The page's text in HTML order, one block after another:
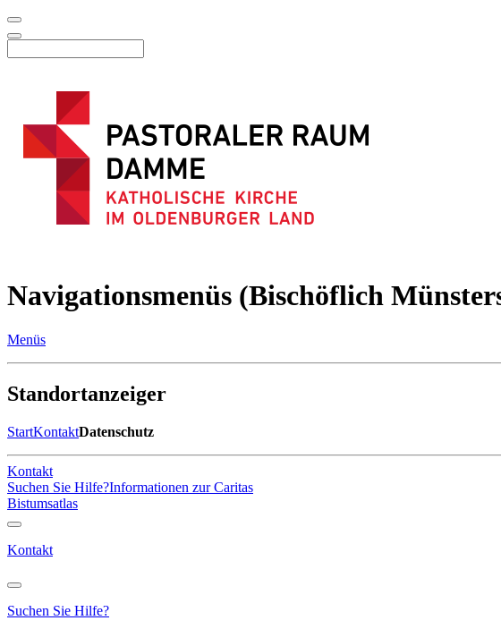
Navigationsmenüs (Bischöflich
Menüs
Standortanzeiger
StartKontaktDatenschutz
Kontakt
Suchen Sie Hilfe?Informationen zur Caritas
Bistumsatlas
Kontakt
Suchen Sie Hilfe?